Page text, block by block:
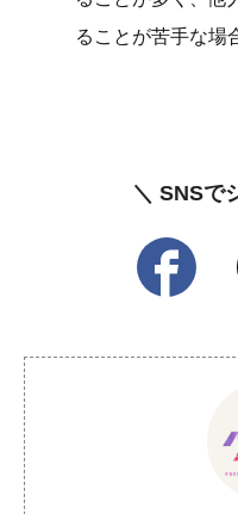
ることが苦手な場
＼ SNSで